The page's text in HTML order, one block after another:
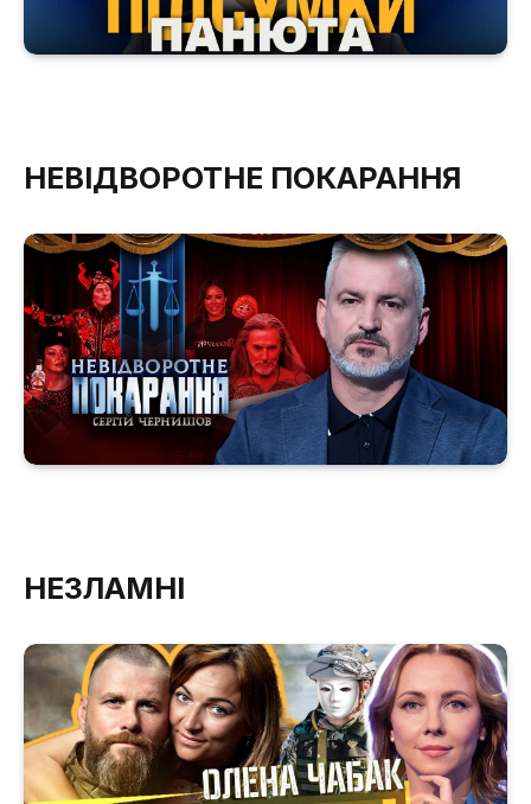
НЕВІДВОРОТНЕ ПОКАРАННЯ
НЕЗЛАМНІ